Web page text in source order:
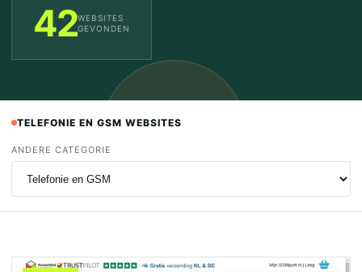
42WEBSITES
GEVONDEN
TELEFONIE EN GSM WEBSITES
ANDERE CATEGORIE